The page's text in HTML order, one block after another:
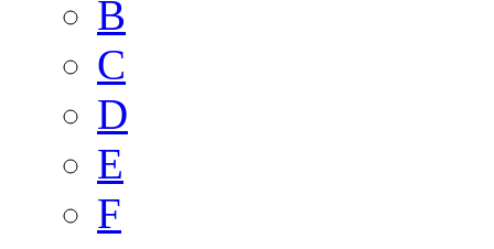
B
C
D
E
F